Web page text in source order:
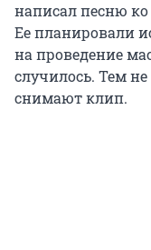
написал песню
Ее планировали
на проведение
случилось. Тем
снимают клип.